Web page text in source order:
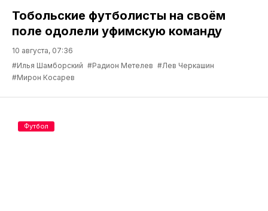
Тобольские футболисты на своём
поле одолели уфимскую команду
10 августа, 07:36
#Илья Шамборский #Радион Метелев #Лев Черкашин
#Мирон Косарев
Футбол